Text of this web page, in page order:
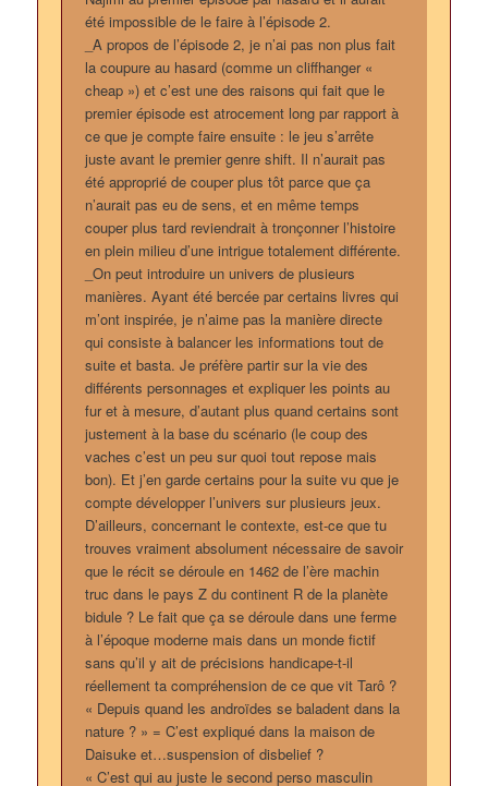
été impossible de le faire à l’épisode 2.
_A propos de l’épisode 2, je n’ai pas non plus fait
la coupure au hasard (comme un cliffhanger «
cheap ») et c’est une des raisons qui fait que le
premier épisode est atrocement long par rapport à
ce que je compte faire ensuite : le jeu s’arrête
juste avant le premier genre shift. Il n’aurait pas
été approprié de couper plus tôt parce que ça
n’aurait pas eu de sens, et en même temps
couper plus tard reviendrait à tronçonner l’histoire
en plein milieu d’une intrigue totalement différente.
_On peut introduire un univers de plusieurs
manières. Ayant été bercée par certains livres qui
m’ont inspirée, je n’aime pas la manière directe
qui consiste à balancer les informations tout de
suite et basta. Je préfère partir sur la vie des
différents personnages et expliquer les points au
fur et à mesure, d’autant plus quand certains sont
justement à la base du scénario (le coup des
vaches c’est un peu sur quoi tout repose mais
bon). Et j’en garde certains pour la suite vu que je
compte développer l’univers sur plusieurs jeux.
D’ailleurs, concernant le contexte, est-ce que tu
trouves vraiment absolument nécessaire de savoir
que le récit se déroule en 1462 de l’ère machin
truc dans le pays Z du continent R de la planète
bidule ? Le fait que ça se déroule dans une ferme
à l’époque moderne mais dans un monde fictif
sans qu’il y ait de précisions handicape-t-il
réellement ta compréhension de ce que vit Tarô ?
« Depuis quand les androïdes se baladent dans la
nature ? » = C’est expliqué dans la maison de
Daisuke et…suspension of disbelief ?
« C’est qui au juste le second perso masculin